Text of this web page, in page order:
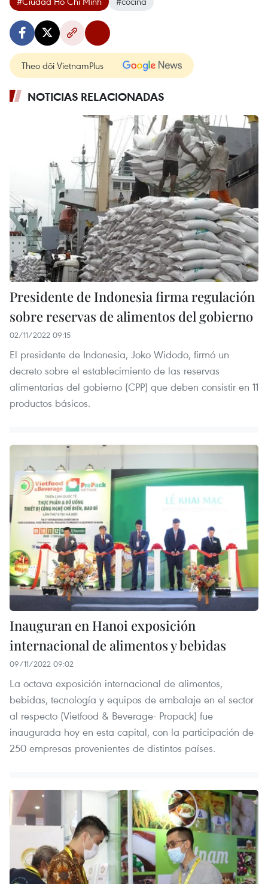
Theo dõi VietnamPlus
NOTICIAS RELACIONADAS
Presidente de Indonesia firma regulación
sobre reservas de alimentos del gobierno
02/11/2022 09:15
El presidente de Indonesia, Joko Widodo, firmó un
decreto sobre el establecimiento de las reservas
alimentarias del gobierno (CPP) que deben consistir en 11
productos básicos.
Inauguran en Hanoi exposición
internacional de alimentos y bebidas
09/11/2022 09:02
La octava exposición internacional de alimentos,
bebidas, tecnología y equipos de embalaje en el sector
al respecto (Vietfood & Beverage- Propack) fue
inaugurada hoy en esta capital, con la participación de
250 empresas provenientes de distintos países.